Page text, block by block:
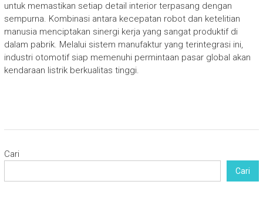
untuk memastikan setiap detail interior terpasang dengan
sempurna. Kombinasi antara kecepatan robot dan ketelitian
manusia menciptakan sinergi kerja yang sangat produktif di
dalam pabrik. Melalui sistem manufaktur yang terintegrasi ini,
industri otomotif siap memenuhi permintaan pasar global akan
kendaraan listrik berkualitas tinggi.
Cari
Cari